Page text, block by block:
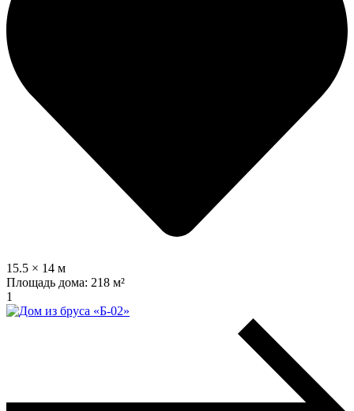
15.5 × 14 м
Площадь дома: 218 м²
1